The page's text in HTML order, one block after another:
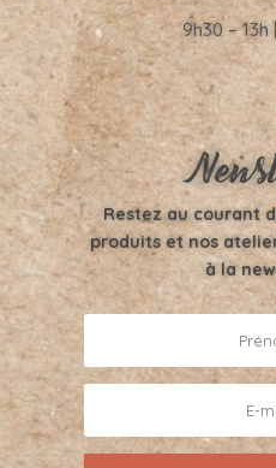
9h30 – 13h
Restez au courant
produits et nos
à la